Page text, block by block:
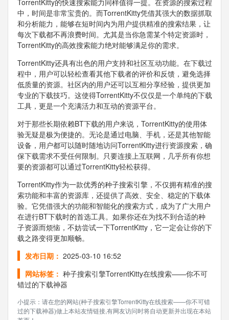
TorrentKitty的快速搜索能力同样值得一提。在资源的搜索过程
中，时间是非常宝贵的。而TorrentKitty凭借其强大的数据抓取
和分析能力，能够在短时间内为用户提供精准的搜索结果，让
每次下载都不再浪费时间。尤其是当你急需某个特定资源时，
TorrentKitty的高效搜索能力绝对能够满足你的需求。
TorrentKitty还具有出色的用户支持和社区互动功能。在下载过
程中，用户可以轻松查看其他下载者的评价和反馈，避免选择
低质量的资源。社区内的用户还可以互相分享经验，提供更加
专业的下载技巧。这使得TorrentKitty不仅仅是一个单纯的下载
工具，更是一个充满活力和互动的资源平台。
对于那些长期依赖BT下载的用户来说，TorrentKitty的使用体
验无疑是极为便捷的。无论是通过电脑、手机，还是其他智能
设备，用户都可以随时随地访问TorrentKitty进行资源搜索，确
保下载需求不受任何限制。只要连接上互联网，几乎所有你想
要的资源都可以通过TorrentKitty轻松获得。
TorrentKitty作为一款优秀的种子搜索引擎，不仅拥有精准的搜
索功能和丰富的资源库，还提供了高效、安全、稳定的下载体
验。它凭借强大的功能和智能化的搜索方式，成为了广大用户
在进行BT下载时的首选工具。如果你还在为找不到合适的种
子资源而烦恼，不妨尝试一下TorrentKitty，它一定会让你的下
载之路变得更加顺畅。
发布日期： 2025-03-10 16:52
网站标签： 种子搜索引擎TorrentKitty在线搜索——你不可
错过的下载神器
小提示：请在您的网站(种子搜索引擎TorrentKitty在线搜索——你不可错
过的下载神器)做上本站友情链接,有网友访问时将自动更新并出现在本站